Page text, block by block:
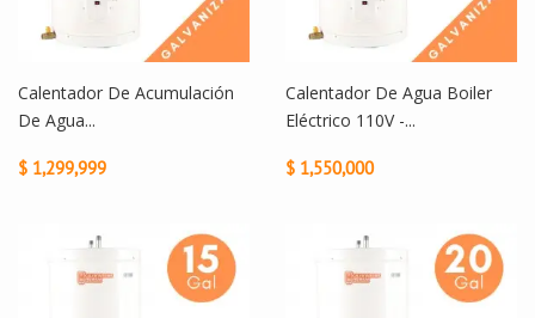
Calentador De Acumulación
De Agua...
$ 1,299,999
Calentador De Agua Boiler
Eléctrico 110V -...
$ 1,550,000